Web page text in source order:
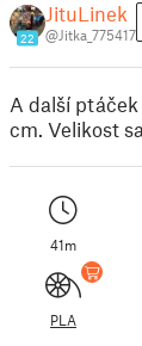
22
JituLinek
@Jitka_775417
A další ptáček
cm. Velikost
41m
PLA